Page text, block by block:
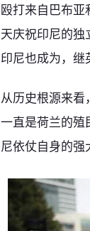
殴打来自巴布
天庆祝印尼的
印尼也成为，继
从历史根源来看
一直是荷兰的殖
尼依仗自身的强